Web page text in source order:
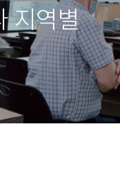
지역별